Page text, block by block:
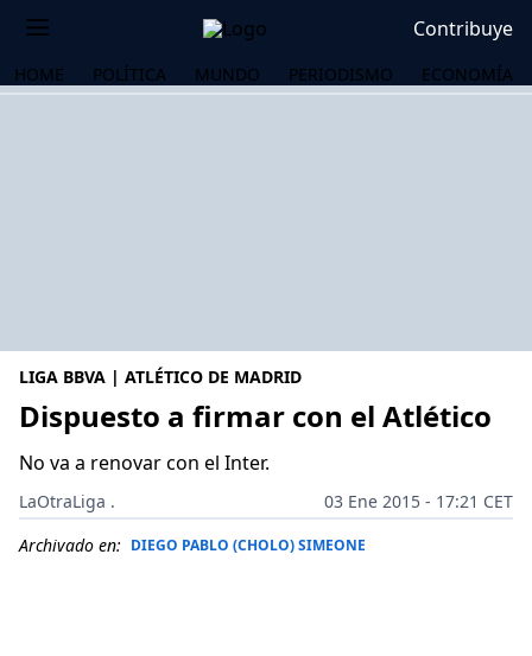
Contribuye
HOME POLÍTICA MUNDO PERIODISMO ECONOMÍA
LIGA BBVA | ATLÉTICO DE MADRID
Dispuesto a firmar con el Atlético
No va a renovar con el Inter.
LaOtraLiga .
03 Ene 2015 - 17:21 CET
Archivado en: DIEGO PABLO (CHOLO) SIMEONE